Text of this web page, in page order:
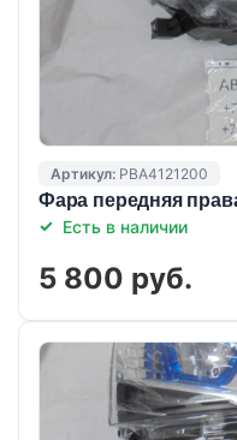
Артикул: PBA4121200
Фара передняя
Есть в наличии
5 800 руб.